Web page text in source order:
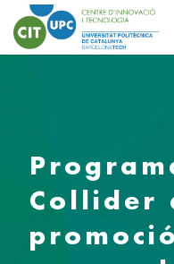
Collider